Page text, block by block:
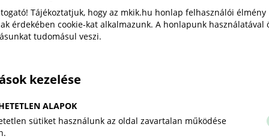
eredményeként a Demján Sándor Tőkeprogram
keretösszegét a feltételeknek teljeskörűen
megfelelő vállalkozások számához igazítják.
„Az iskolapadtól az első
munkahelyig": tehetséggondozó
programot indít a Magyar
Kereskedelmi és Iparkamara
Tájékoztatjuk, hogy az mkik.hu honlap felhasználói élmény
érdekében cookie-kat alkalmazunk. A honlapunk használatával
tudomásul veszi.
kezelése
ALAPOK
sütiket használunk az oldal zavartalan működése